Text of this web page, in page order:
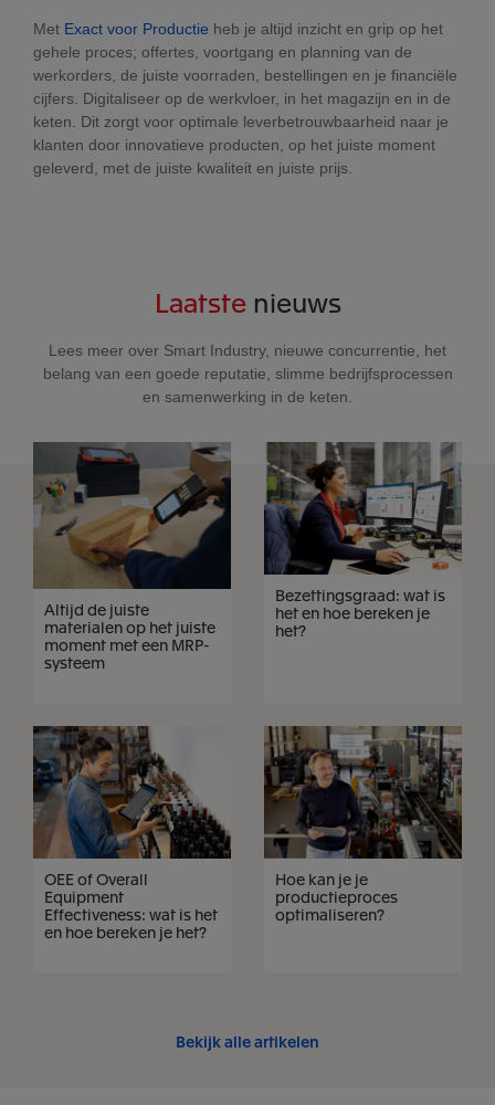
Met Exact voor Productie heb je altijd inzicht en grip op het
gehele proces; offertes, voortgang en planning van de
werkorders, de juiste voorraden, bestellingen en je financiële
cijfers. Digitaliseer op de werkvloer, in het magazijn en in de
keten. Dit zorgt voor optimale leverbetrouwbaarheid naar je
klanten door innovatieve producten, op het juiste moment
geleverd, met de juiste kwaliteit en juiste prijs.
Laatstenieuws
Lees meer over Smart Industry, nieuwe concurrentie, het
belang van een goede reputatie, slimme bedrijfsprocessen
en samenwerking in de keten.
Altijd de juiste
materialen op het juiste
moment met een MRP-
systeem
Bezettingsgraad: wat is
het en hoe bereken je
het?
OEE of Overall
Equipment
Effectiveness: wat is het
en hoe bereken je het?
Hoe kan je je
productieproces
optimaliseren?
Bekijk alle artikelen